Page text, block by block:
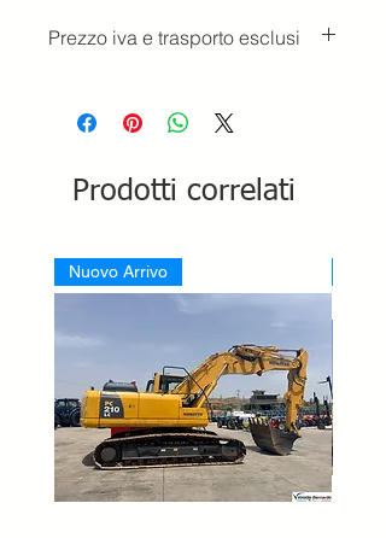
Prezzo iva e trasporto esclusi
Prodotti correlati
Nuovo Arrivo